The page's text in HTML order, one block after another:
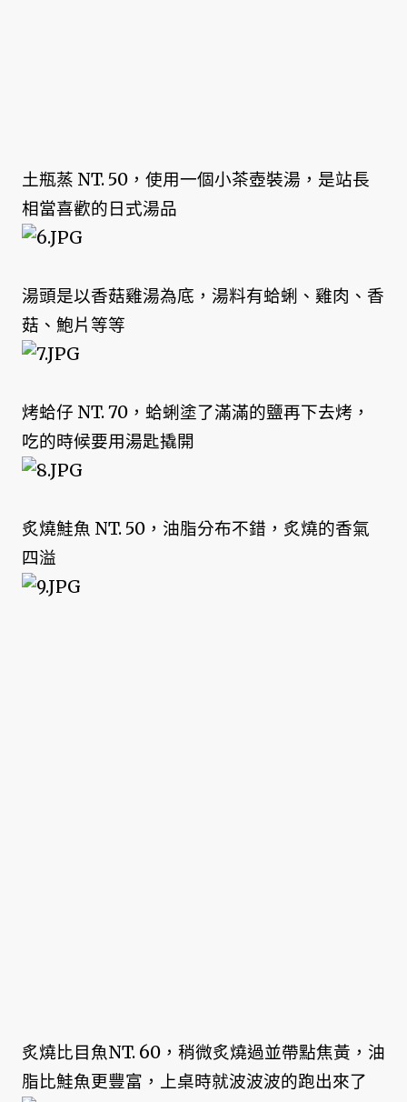
土瓶蒸 NT. 50，使用一個小茶壺裝湯，是站長
相當喜歡的日式湯品
湯頭是以香菇雞湯為底，湯料有蛤蜊、雞肉、香
菇、鮑片等等
烤蛤仔 NT. 70，蛤蜊塗了滿滿的鹽再下去烤，
吃的時候要用湯匙撬開
炙燒鮭魚 NT. 50，油脂分布不錯，炙燒的香氣
四溢
炙燒比目魚NT. 60，稍微炙燒過並帶點焦黃，油
脂比鮭魚更豐富，上桌時就波波波的跑出來了